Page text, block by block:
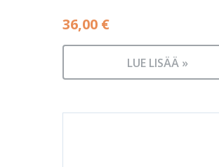
36,00 €
LUE LISÄÄ »